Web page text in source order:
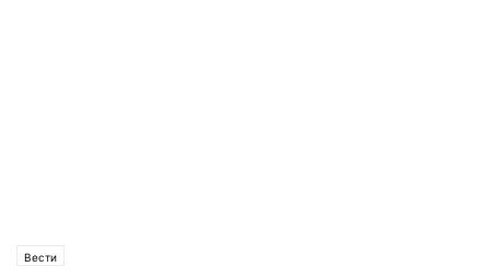
Вести